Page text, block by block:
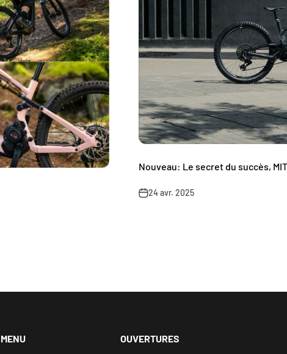
Nouveau: Le secret du succès,
24 avr. 2025
MENU OUVERTURES